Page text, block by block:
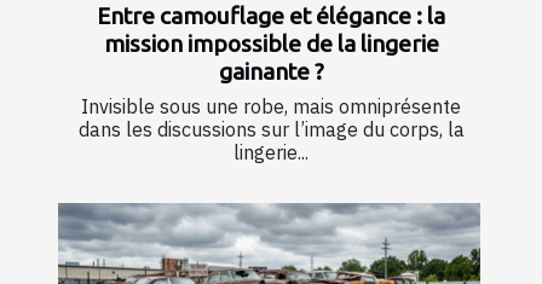
Entre camouflage et élégance : la
mission impossible de la lingerie
gainante ?
Invisible sous une robe, mais omniprésente
dans les discussions sur l’image du corps, la
lingerie...